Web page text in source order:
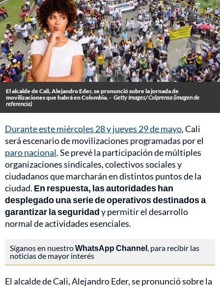
El alcalde de Cali, Alejandro Eder, se pronunció sobre la jornada de
movilizaciones que habrá en Colombia. - Getty Images/ Colprensa (imagen de
referencia)
Durante este miércoles 28 y jueves 29 de mayo, Cali
será escenario de movilizaciones programadas por el
paro nacional. Se prevé la participación de múltiples
organizaciones sindicales, colectivos sociales y
ciudadanos que marcharán en distintos puntos de la
ciudad. En respuesta, las autoridades han
desplegado una serie de operativos destinados a
garantizar la seguridady permitir el desarrollo
normal de actividades esenciales.
Síganos en nuestroWhatsApp Channel, para recibir las
noticias de mayor interés
El alcalde de Cali, Alejandro Eder, se pronunció sobre la